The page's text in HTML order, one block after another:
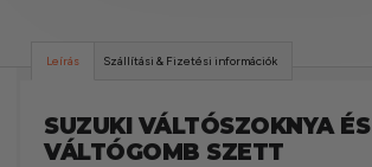
Leírás Szállítási & Fizetési információk
SUZUKI VÁLTÓSZOKNYA ÉS
VÁLTÓGOMB SZETT